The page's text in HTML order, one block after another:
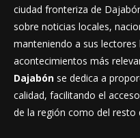
ciudad fronteriza de
sobre noticias locales,
manteniendo a sus
acontecimientos más
Dajabón se dedica a
calidad, facilitando el
de la región como del resto